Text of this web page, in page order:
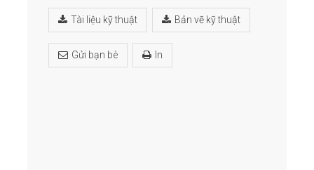
Tài liệu kỹ thuật Bản vẽ kỹ thuật
Gửi bạn bè In